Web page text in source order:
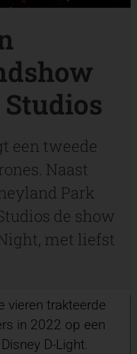
een tweede
Naast
Park
de show
met liefst
vieren trakteerde
in 2022 op een
D-Light.